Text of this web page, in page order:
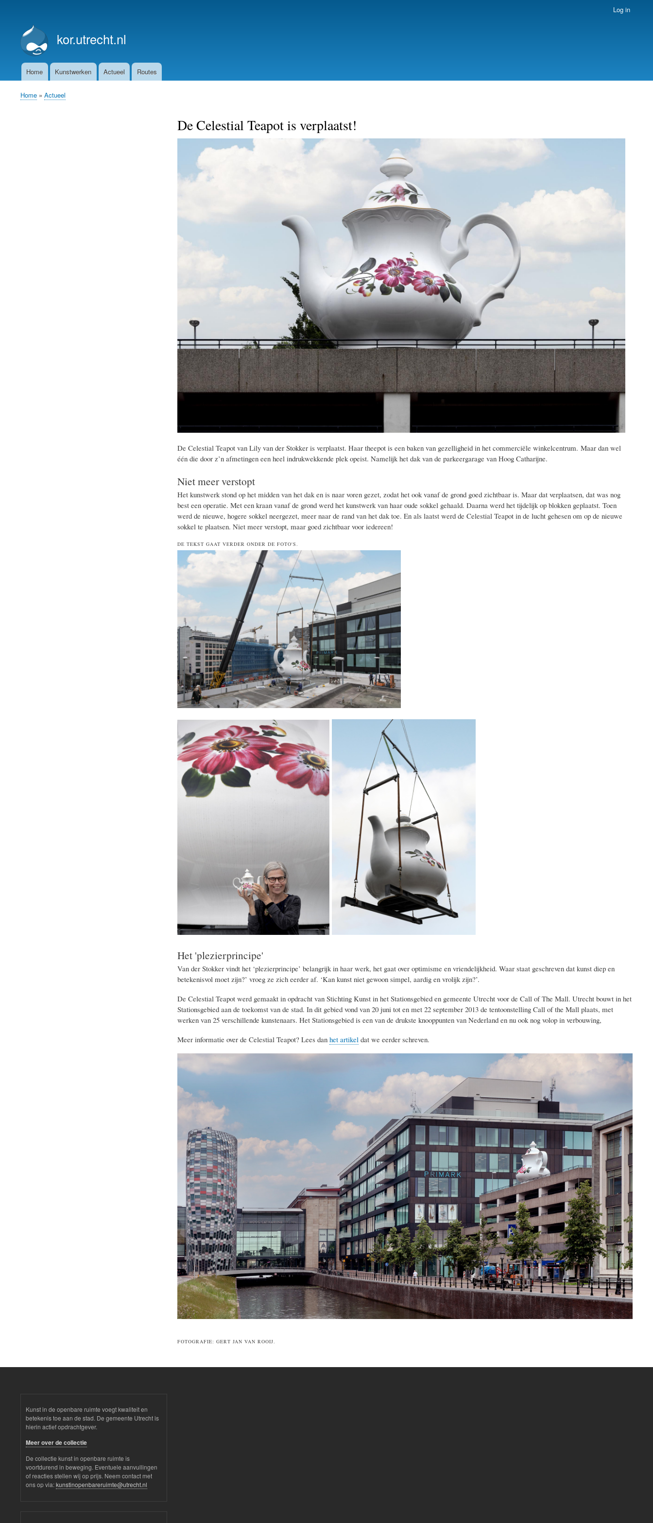
account
menu
Log in
kor.utrecht.nl
MainHome Kunstwerken Actueel Routes
Breadcrumb
Home Actueel
De Celestial Teapot is verplaatst!
De Celestial Teapot van Lily van der Stokker is verplaatst. Haar theepot is een baken van gezelligheid in het commerciële winkelcentrum. Maar dan wel
één die door z’n afmetingen een heel indrukwekkende plek opeist. Namelijk het dak van de parkeergarage van Hoog Catharijne.
Niet meer verstopt
Het kunstwerk stond op het midden van het dak en is naar voren gezet, zodat het ook vanaf de grond goed zichtbaar is. Maar dat verplaatsen, dat was nog
best een operatie. Met een kraan vanaf de grond werd het kunstwerk van haar oude sokkel gehaald. Daarna werd het tijdelijk op blokken geplaatst. Toen
werd de nieuwe, hogere sokkel neergezet, meer naar de rand van het dak toe. En als laatst werd de Celestial Teapot in de lucht gehesen om op de nieuwe
sokkel te plaatsen. Niet meer verstopt, maar goed zichtbaar voor iedereen!
DE TEKST GAAT VERDER ONDER DE FOTO'S.
Het 'plezierprincipe'
Van der Stokker vindt het ‘plezierprincipe’ belangrijk in haar werk, het gaat over optimisme en vriendelijkheid. Waar staat geschreven dat kunst diep en
betekenisvol moet zijn?’ vroeg ze zich eerder af. ‘Kan kunst niet gewoon simpel, aardig en vrolijk zijn?’.
De Celestial Teapot werd gemaakt in opdracht van Stichting Kunst in het Stationsgebied en gemeente Utrecht voor de Call of The Mall. Utrecht bouwt in het
Stationsgebied aan de toekomst van de stad. In dit gebied vond van 20 juni tot en met 22 september 2013 de tentoonstelling Call of the Mall plaats, met
werken van 25 verschillende kunstenaars. Het Stationsgebied is een van de drukste knooppunten van Nederland en nu ook nog volop in verbouwing,
Meer informatie over de Celestial Teapot? Lees dan het artikel dat we eerder schreven.
FOTOGRAFIE: GERT JAN VAN ROOIJ.
Kunst in de openbare ruimte voegt kwaliteit en
betekenis toe aan de stad. De gemeente Utrecht is
hierin actief opdrachtgever.
Meer over de collectie
De collectie kunst in openbare ruimte is
voortdurend in beweging. Eventuele aanvullingen
of reacties stellen wij op prijs. Neem contact met
ons op via:kunstinopenbareruimte@utrecht.nl